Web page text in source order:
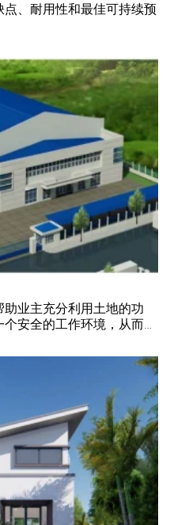
、耐用性和最佳可持续预
业主充分利用土地的功
安全的工作环境，从而提